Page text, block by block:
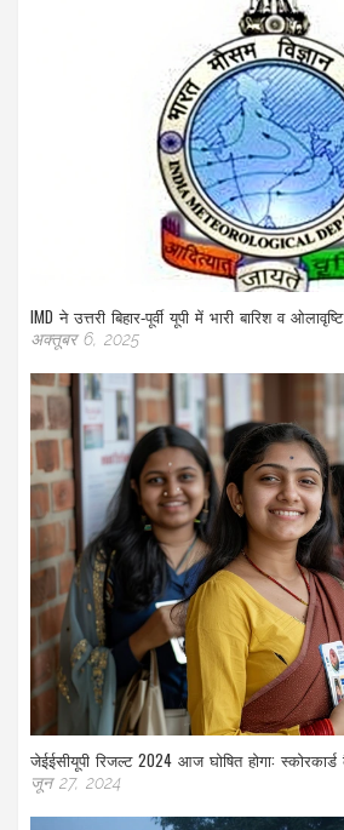
IMD ने उत्तरी बिहार‑पूर्वी यूपी में भारी बारिश व
अक्तूबर 6, 2025
जेईईसीयूपी रिजल्ट 2024 आज घोषित होगा:
जून 27, 2024